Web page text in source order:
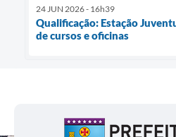
24 JUN 2026 - 16h39
Qualificação: Estação
de cursos e oficinas